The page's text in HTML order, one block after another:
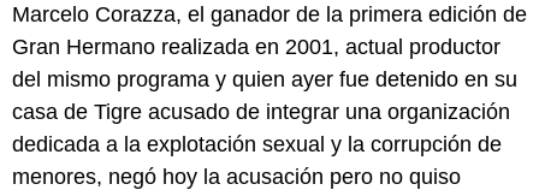
Marcelo Corazza, el ganador de la primera edición de
Gran Hermano realizada en 2001, actual productor
del mismo programa y quien ayer fue detenido en su
casa de Tigre acusado de integrar una organización
dedicada a la explotación sexual y la corrupción de
menores, negó hoy la acusación pero no quiso